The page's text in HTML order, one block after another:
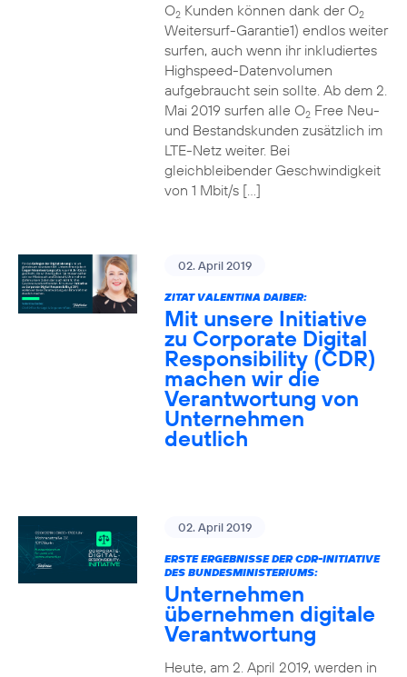
O2Kunden können dank der O2
Weitersurf-Garantie1) endlos weiter
surfen, auch wenn ihr inkludiertes
Highspeed-Datenvolumen
aufgebraucht sein sollte. Ab dem 2.
Mai 2019 surfen alle O2Free Neu-
und Bestandskunden zusätzlich im
LTE-Netz weiter. Bei
gleichbleibender Geschwindigkeit
von 1 Mbit/s […]
02. April 2019
ZITAT VALENTINA DAIBER:
Mit unsere Initiative
zu Corporate Digital
Responsibility (CDR)
machen wir die
Verantwortung von
Unternehmen
deutlich
02. April 2019
ERSTE ERGEBNISSE DER CDR-INITIATIVE
DES BUNDESMINISTERIUMS:
Unternehmen
übernehmen digitale
Verantwortung
Heute, am 2. April 2019, werden in